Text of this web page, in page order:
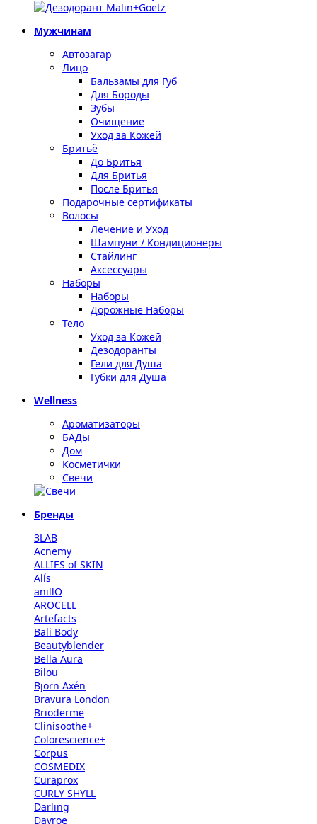
Мужчинам
Автозагар
Лицо
Бальзамы для Губ
Для Бороды
Зубы
Очищение
Уход за Кожей
Бритьё
До Бритья
Для Бритья
После Бритья
Подарочные сертификаты
Волосы
Лечение и Уход
Шампуни / Кондиционеры
Стайлинг
Аксессуары
Наборы
Наборы
Дорожные Наборы
Тело
Уход за Кожей
Дезодоранты
Гели для Душа
Губки для Душа
Wellness
Ароматизаторы
БАДы
Дом
Косметички
Свечи
Бренды
3LAB
Acnemy
ALLIES of SKIN
Alís
anillO
AROCELL
Artefacts
Bali Body
Beautyblender
Bella Aura
Bilou
Björn Axén
Bravura London
Brioderme
Clinisoothe+
Colorescience+
Corpus
COSMEDIX
Curaprox
CURLY SHYLL
Darling
Davroe